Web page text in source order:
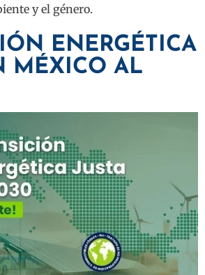
y el género.
ENERGÉTICA
MÉXICO AL